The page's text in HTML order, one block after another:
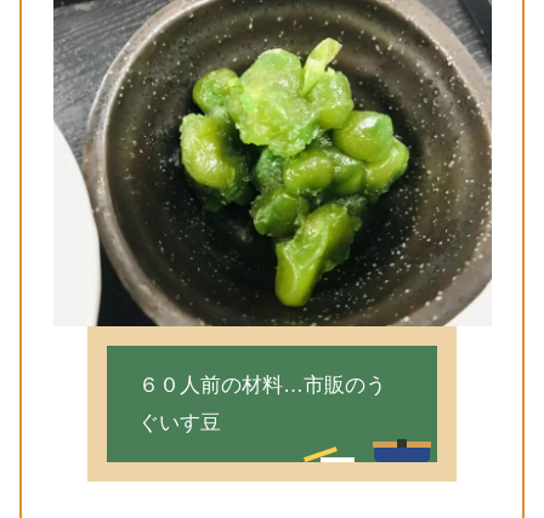
６０人前の材料…市販のう
ぐいす豆